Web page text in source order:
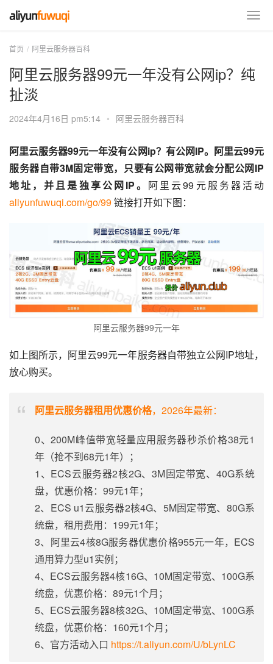
首页 阿里云服务器百科
阿里云服务器99元一年没有公网ip？纯
扯淡
2024年4月16日 pm5:14 • 阿里云服务器百科
阿里云服务器99元一年没有公网ip？有公网IP。阿里云99元
服务器自带3M固定带宽，只要有公网带宽就会分配公网IP
地址，并且是独享公网IP。
aliyunfuwuqi.com/go/99 链接打开如下图：
阿里云服务器99元一年
如上图所示，阿里云99元一年服务器自带独立公网IP地址，
放心购买。
阿里云服务器租用优惠价格，2026年最新：
0、200M峰值带宽轻量应用服务器秒杀价格38元1
年（抢不到68元1年）；
1、ECS云服务器2核2G、3M固定带宽、40G系统
盘，优惠价格：99元1年；
2、ECS u1云服务器2核4G、5M固定带宽、80G系
统盘，租用费用：199元1年；
3、阿里云4核8G服务器优惠价格955元一年，ECS
通用算力型u1实例；
4、ECS云服务器4核16G、10M固定带宽、100G系
统盘，优惠价格：89元1个月；
5、ECS云服务器8核32G、10M固定带宽、100G系
统盘，优惠价格：160元1个月；
6、官方活动入口 https://t.aliyun.com/U/bLynLC